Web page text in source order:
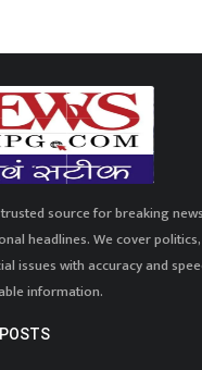
source for breaking
headlines. We cover
issues with accuracy and
information.